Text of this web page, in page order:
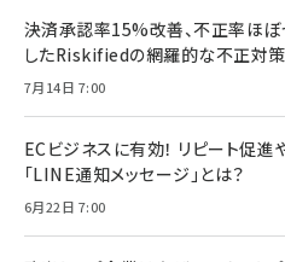
決済承認率15%改善、不正率ほぼ
したRiskifiedの網羅的な不正対
7月14日 7:00
ECビジネスに有効！ リピート促
「LINE通知メッセージ」とは？
6月22日 7:00